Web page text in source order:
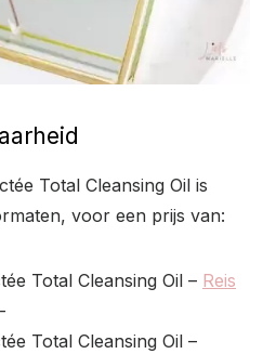
Total Cleansing Oil is
voor een prijs van:
Total Cleansing Oil – Reis
Total Cleansing Oil –